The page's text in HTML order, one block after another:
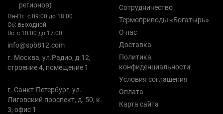
регионов)
Пн-Пт: с 09:00 до 18:00
Сб: выходной
Вс: с 10:00 до 17:00
info@spb812.com
г. Москва, ул.Радио, д.12,
строение 4, помещение 1
г. Санкт-Петербург, ул.
Лиговский проспект, д. 50, к.
3, офис 1
Сотрудничество
Термоприводы «Богатырь»
О нас
Доставка
Политика
конфиденциальности
Условия соглашения
Оплата
Карта сайта